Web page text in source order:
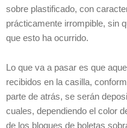
sobre plastificado, con
prácticamente irrompible, sin
que esto ha ocurrido.
Lo que va a pasar es que
recibidos en la casilla,
parte de atrás, se serán
cuales, dependiendo el color
de los bloques de boletas